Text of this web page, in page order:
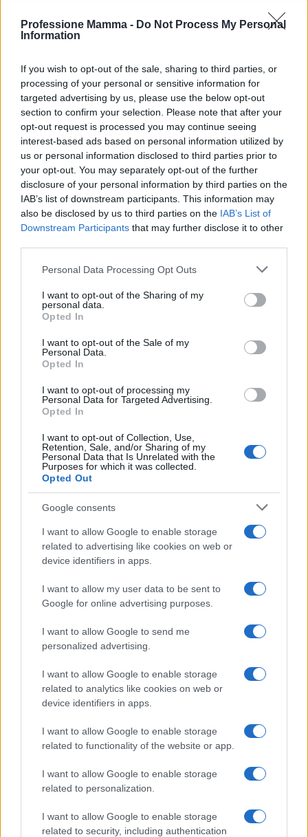
Professione Mamma - Do Not Process My Personal
Information
If you wish to opt-out of the sale, sharing to third parties, or
processing of your personal or sensitive information for
targeted advertising by us, please use the below opt-out
section to confirm your selection. Please note that after your
opt-out request is processed you may continue seeing
interest-based ads based on personal information utilized by
us or personal information disclosed to third parties prior to
your opt-out. You may separately opt-out of the further
disclosure of your personal information by third parties on the
IAB’s list of downstream participants. This information may
also be disclosed by us to third parties on the IAB’s List of
Downstream Participants that may further disclose it to other
Please note that this website/app uses one or more Google
not limited to your visit or usage behaviour. You may click to
grant or deny consent to Google and its third-party tags to
use your data for below specified purposes in below Google
consent section.
Personal Data Processing Opt Outs
I want to opt-out of the Sharing of my
personal data.
Opted In
I want to opt-out of the Sale of my
Personal Data.
Opted In
I want to opt-out of processing my
Personal Data for Targeted Advertising.
Opted In
I want to opt-out of Collection, Use,
Retention, Sale, and/or Sharing of my
Personal Data that Is Unrelated with the
Purposes for which it was collected.
Opted Out
Google consents
I want to allow Google to enable storage
related to advertising like cookies on web or
device identifiers in apps.
I want to allow my user data to be sent to
Google for online advertising purposes.
I want to allow Google to send me
personalized advertising.
I want to allow Google to enable storage
related to analytics like cookies on web or
device identifiers in apps.
I want to allow Google to enable storage
related to functionality of the website or app.
I want to allow Google to enable storage
related to personalization.
I want to allow Google to enable storage
related to security, including authentication
ICA Milano presenta mostre, concerti e letture per
l’autunno 2026
Codacons denuncia: i problemi che affliggono la Sicilia
tra carburanti, spiagge e incendi
Matteo Pellegrino · 25 Lug 2026
Lamezia International Film Fest: arte e cultura si
incontrano in Calabria
Camilla Pellegrini · 16 Lug 2026
PIÙ LETTI
Diritti delle lavoratrici in gravidanza: guida completa e
aggiornata
Scopri il Dyson V15 Detect Absolute: l’aspirapolvere
innovativo per la tua casa
La salute mentale delle mamme: perché è importante
parlarne